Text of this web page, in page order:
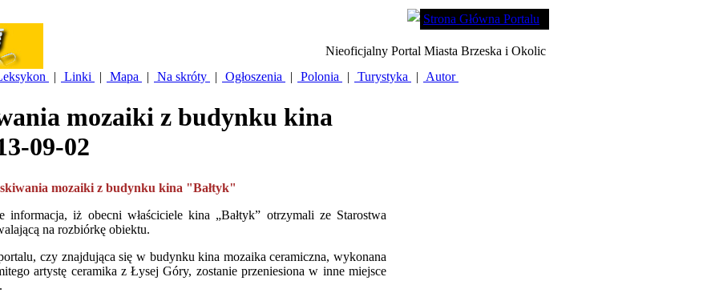
Strona Główna Portalu
Nieoficjalny Portal Miasta Brzeska i Okolic
| Linki | Mapa | Na skróty | Ogłoszenia | Polonia | Turystyka | Autor
mozaiki z budynku kina
09-02
mozaiki z budynku kina "Bałtyk"
iż obecni właściciele kina „Bałtyk” otrzymali ze Starostwa
na rozbiórkę obiektu.
czy znajdująca się w budynku kina mozaika ceramiczna, wykonana
artystę ceramika z Łysej Góry, zostanie przeniesiona w inne miejsce